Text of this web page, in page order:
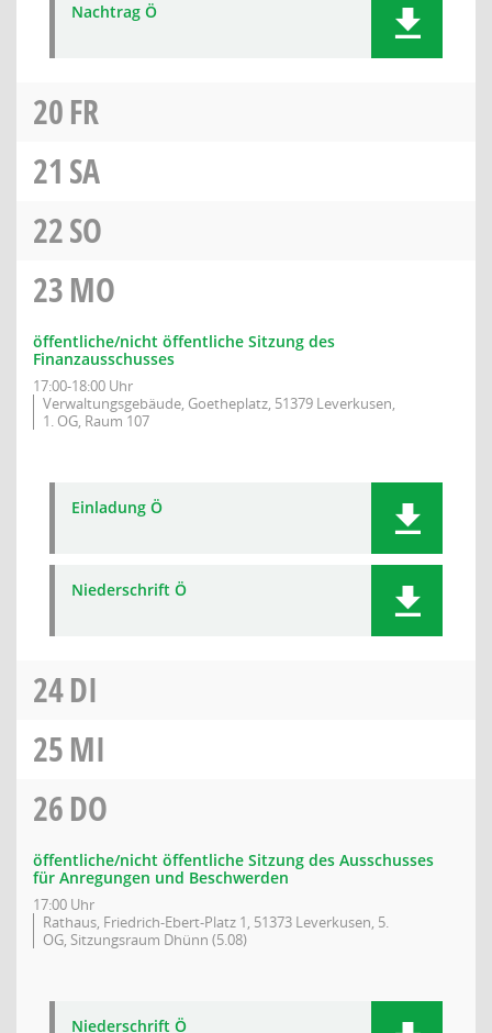
Nachtrag Ö
20FR
21 SA
22SO
23MO
öffentliche/nicht öffentliche Sitzung des
Finanzausschusses
17:00-18:00 Uhr
Verwaltungsgebäude, Goetheplatz, 51379 Leverkusen,
1. OG, Raum 107
Einladung Ö
Niederschrift Ö
24DI
25MI
26DO
öffentliche/nicht öffentliche Sitzung des Ausschusses
für Anregungen und Beschwerden
17:00 Uhr
Rathaus, Friedrich-Ebert-Platz 1, 51373 Leverkusen, 5.
OG, Sitzungsraum Dhünn (5.08)
Niederschrift Ö